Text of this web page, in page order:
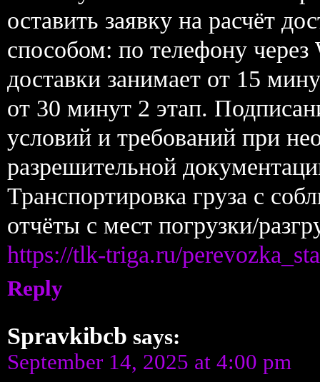
оставить заявку на расчёт
способом: по телефону
доставки занимает от 15
от 30 минут 2 этап.
условий и требований при
разрешительной
Транспортировка груза с
отчёты с мест погрузки/
https://tlk-triga.ru/
Reply
Spravkibcb says:
September 14, 2025 at 4:00 pm